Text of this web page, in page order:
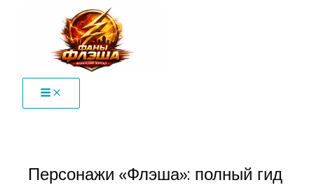
содержимому
Персонажи «Флэша»: полный гид